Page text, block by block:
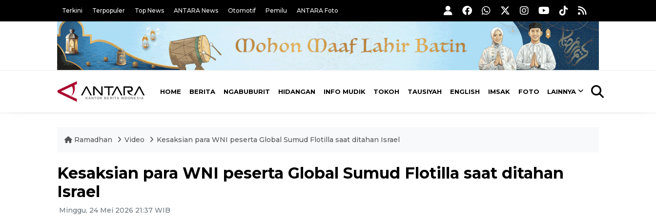
Terkini Terpopuler Top News ANTARA News Otomotif Pemilu ANTARA Foto
HOME BERITA NGABUBURIT HIDANGAN INFO MUDIK TOKOH TAUSIYAH ENGLISH IMSAK FOTO LAINNYA
Ramadhan Video Kesaksian para WNI peserta Global Sumud Flotilla saat ditahan Israel
Kesaksian para WNI peserta Global Sumud Flotilla saat ditahan
Israel
Minggu, 24 Mei 2026 21:37 WIB